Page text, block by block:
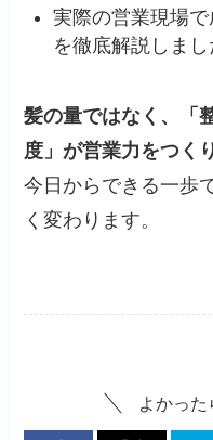
実際の営業現場
を徹底解説しまし
髪の量ではなく、「
度」が営業力をつく
今日からできる一歩
く変わります。
よかった